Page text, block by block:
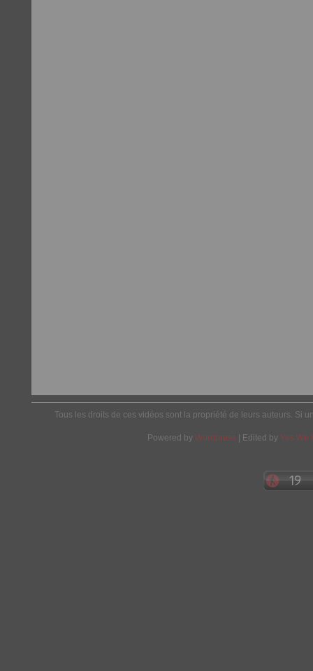
Tous les droits de ces vidéos sont la propriété de leurs auteurs. Si
Powered by Wordpress | Edited by Yes We